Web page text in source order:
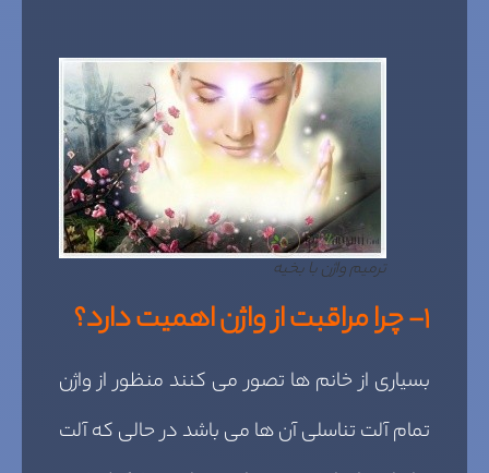
ترمیم واژن با بخیه
۱- چرا مراقبت از واژن اهمیت دارد؟
بسیاری از خانم ها تصور می کنند منظور از واژن
تمام آلت تناسلی آن ها می باشد در حالی که آلت